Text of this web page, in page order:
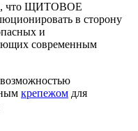
что ЩИТОВОЕ
в сторону
и
современным
крепежом для